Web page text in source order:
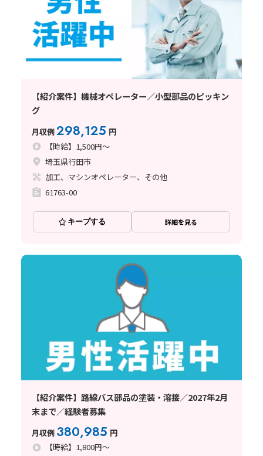
【紹介案件】機械オペレーター／小型部品のピッキン
グ
月収例298,125 円
【時給】1,500円～
埼玉県行田市
加工、マシンオペレーター、その他
61763-00
キープする 詳細を見る
【紹介案件】路線バス部品の塗装・溶接／2027年2月
末まで／経験者募集
月収例 380,985 円
【時給】1,800円～